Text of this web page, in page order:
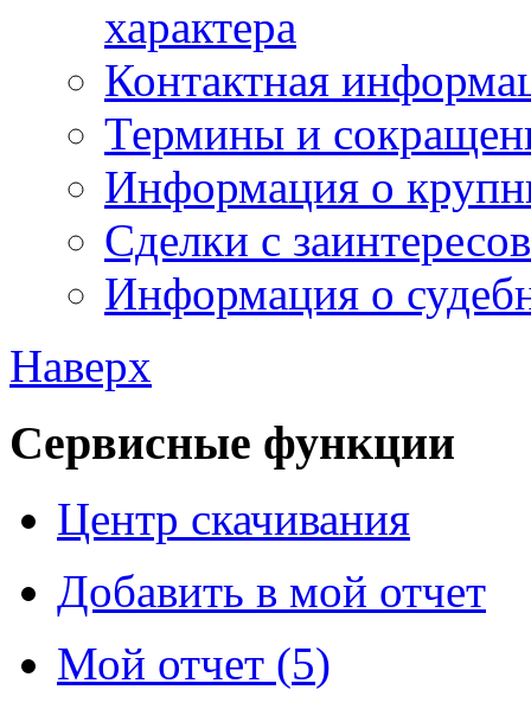
характера
Контактная
Термины и
Информация о
Сделки с
Информация о
Наверх
Сервисные функции
Центр скачивания
Добавить в мой отчет
Мой отчет (5)